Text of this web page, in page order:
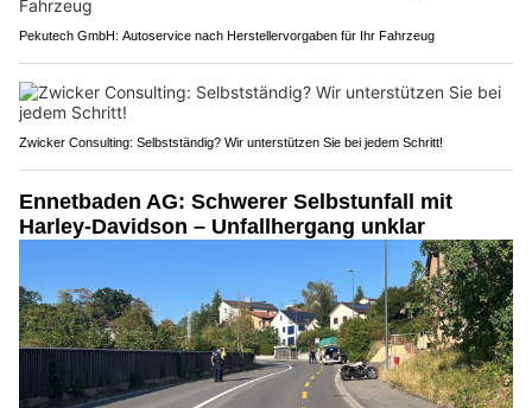
Pekutech GmbH: Autoservice nach Herstellervorgaben für Ihr Fahrzeug
Zwicker Consulting: Selbstständig? Wir unterstützen Sie bei jedem Schritt!
Ennetbaden AG: Schwerer Selbstunfall mit
Harley-Davidson – Unfallhergang unklar